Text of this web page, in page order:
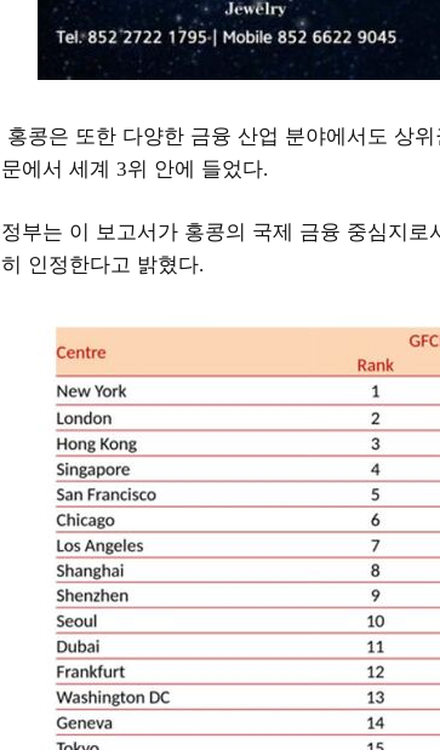
홍콩은 또한 다양한 금융 산업 분야에서도 상
문에서 세계 3위 안에 들었다.
정부는 이 보고서가 홍콩의 국제 금융 중심지로
히 인정한다고 밝혔다.